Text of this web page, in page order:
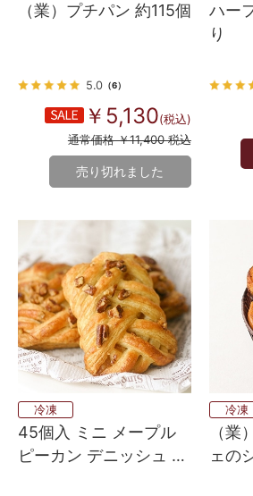
（業）プチパン 約115個
5.0（6）
￥5,130(税込)
通常価格 ￥11,400 税込
売り切れました
ハー
り
冷凍
45個入 ミニ メープル
ピーカン デニッシュ 焼
冷凍
（業
ェの